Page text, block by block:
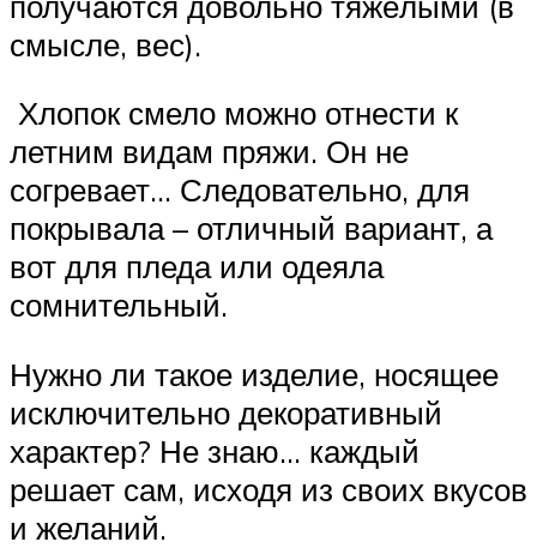
смысле, вес).
Хлопок смело можно отнести к
летним видам пряжи. Он не
согревает… Следовательно, для
покрывала – отличный вариант, а
вот для пледа или одеяла
сомнительный.
Нужно ли такое изделие, носящее
исключительно декоративный
характер? Не знаю… каждый
решает сам, исходя из своих вкусов
и желаний.